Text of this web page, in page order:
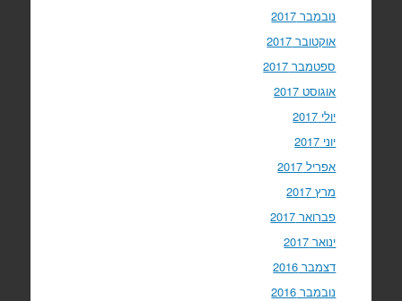
נובמבר 2017
אוקטובר 2017
ספטמבר 2017
אוגוסט 2017
יולי 2017
יוני 2017
אפריל 2017
מרץ 2017
פברואר 2017
ינואר 2017
דצמבר 2016
נובמבר 2016